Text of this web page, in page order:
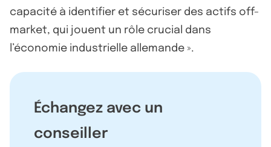
capacité à identifier et sécuriser des actifs off-
market, qui jouent un rôle crucial dans
l’économie industrielle allemande ».
Échangez avec un
conseiller